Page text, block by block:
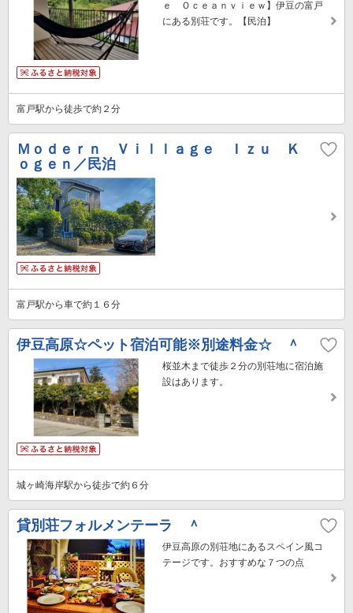
ｅ Ｏｃｅａｎｖｉｅｗ】伊豆の富戸
にある別荘です。【民泊】
富戸駅から徒歩で約２分
Ｍｏｄｅｒｎ Ｖｉｌｌａｇｅ Ｉｚｕ Ｋ
ｏｇｅｎ／民泊
富戸駅から車で約１６分
伊豆高原☆ペット宿泊可能※別途料金☆ ＾
桜並木まで徒歩２分の別荘地に宿泊施
設はあります。
城ヶ崎海岸駅から徒歩で約６分
貸別荘フォルメンテーラ ＾
伊豆高原の別荘地にあるスペイン風コ
テージです。おすすめな７つの点